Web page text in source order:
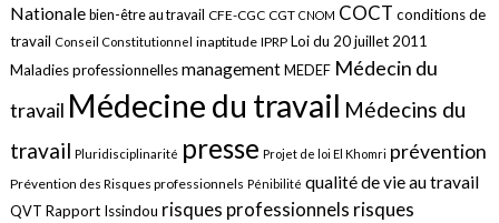
Nationale bien-être au travail CFE-CGC CGT CNOM COCT conditions de
travail Conseil Constitutionnel inaptitude IPRP Loi du 20 juillet 2011
Maladies professionnellesmanagement MEDEF Médecin du
travail Médecine du travail Médecins du
travail Pluridisciplinarité presse Projet de loi El Khomri prévention
Prévention des Risques professionnels Pénibilité qualité de vie au travail
QVT Rapport Issindou risques professionnels risques